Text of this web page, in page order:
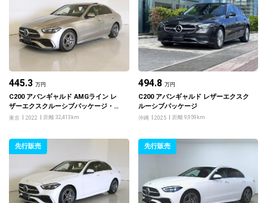
445.3 万円
C200 アバンギャルド AMGライン レ
ザーエクスクルーシブパッケージ・ベ
ーシックパッケージ
東京 2022 距離 32,413km
494.8 万円
C200 アバンギャルド レザーエクスク
ルーシブパッケージ
沖縄 2025 距離 9,959km
先行販売 先行販売